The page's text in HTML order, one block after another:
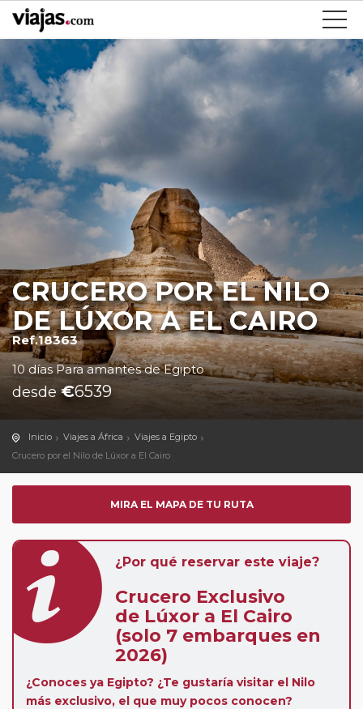
CRUCERO POR EL NILO
DE LÚXOR A EL CAIRO
Ref.18363
10 días Para amantes de Egipto
desde€6539
Inicio Viajes a África
Viajes a Egipto
Crucero por el Nilo de Lúxor a El Cairo
MIRA EL MAPA DE TU RUTA
¿Por qué reservar este viaje?
Crucero Exclusivo
de Lúxor a El Cairo
(solo 7 embarques en
2026)
¿Conoces ya Egipto? ¿Te gustaría visitar el Nilo
más exclusivo, el que muy pocos conocen?